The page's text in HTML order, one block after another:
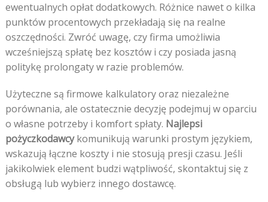
ewentualnych opłat dodatkowych. Różnice nawet o kilka
punktów procentowych przekładają się na realne
oszczędności. Zwróć uwagę, czy firma umożliwia
wcześniejszą spłatę bez kosztów i czy posiada jasną
politykę prolongaty w razie problemów.
Użyteczne są firmowe kalkulatory oraz niezależne
porównania, ale ostatecznie decyzję podejmuj w oparciu
o własne potrzeby i komfort spłaty. Najlepsi
pożyczkodawcykomunikują warunki prostym językiem,
wskazują łączne koszty i nie stosują presji czasu. Jeśli
jakikolwiek element budzi wątpliwość, skontaktuj się z
obsługą lub wybierz innego dostawcę.